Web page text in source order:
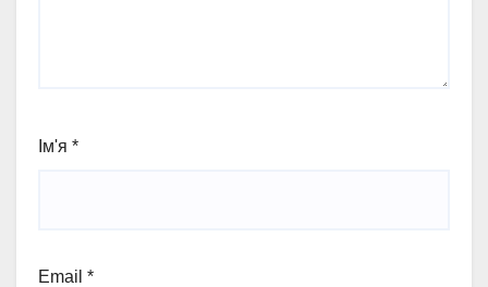
Ім'я *
Email *